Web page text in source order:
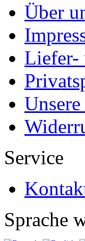
Über
Liefer-
Service
Sprache